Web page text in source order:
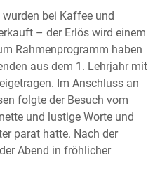
bei Kaffee und
– der Erlös wird einem
Rahmenprogramm haben
aus dem 1. Lehrjahr mit
Im Anschluss an
folgte der Besuch vom
und lustige Worte und
parat hatte. Nach der
Abend in fröhlicher